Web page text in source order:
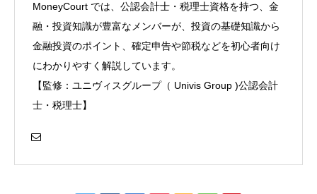
MoneyCourt では、公認会計士・税理士資格を持つ、金
融・投資知識が豊富なメンバーが、投資の基礎知識から
金融投資のポイント、確定申告や節税などを初心者向け
にわかりやすく解説しています。
【監修：ユニヴィスグループ（ Univis Group )公認会計
士・税理士】